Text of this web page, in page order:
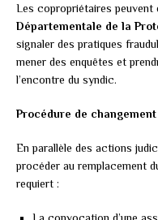
Les copropriétaires peuvent
Départementale de la
signaler des pratiques
mener des enquêtes et
l’encontre du syndic.
Procédure de
En parallèle des actions
procéder au remplacement
requiert :
La convocation d’une